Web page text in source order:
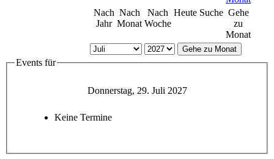
Nach
Jahr
Nach
Monat
Nach
Woche
Heute Suche Gehe
zu
Monat
Gehe zu Monat
Events für
Donnerstag, 29. Juli 2027
Keine Termine